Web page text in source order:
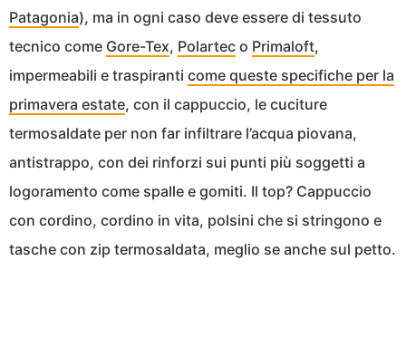
Patagonia), ma in ogni caso deve essere di tessuto
tecnico come Gore-Tex, Polartec o Primaloft,
impermeabili e traspiranti come queste specifiche per la
primavera estate, con il cappuccio, le cuciture
termosaldate per non far infiltrare l’acqua piovana,
antistrappo, con dei rinforzi sui punti più soggetti a
logoramento come spalle e gomiti. Il top? Cappuccio
con cordino, cordino in vita, polsini che si stringono e
tasche con zip termosaldata, meglio se anche sul petto.